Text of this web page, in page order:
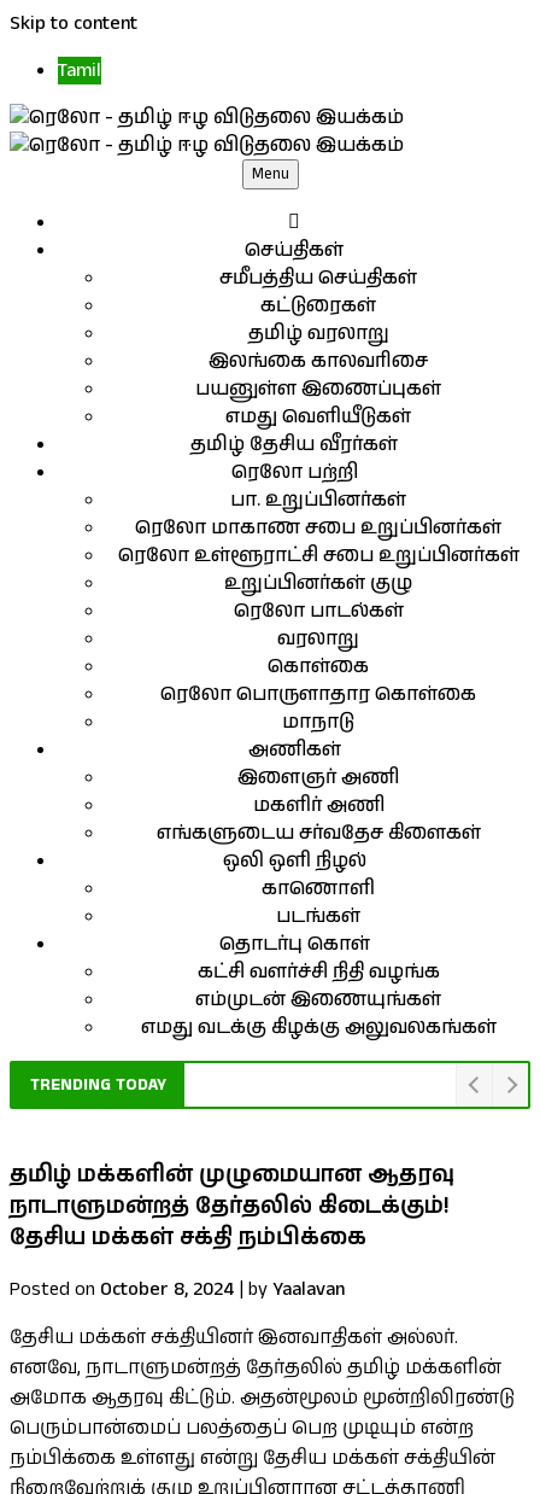
Skip to content
Tamil
Menu
செய்திகள்
சமீபத்திய செய்திகள்
கட்டுரைகள்
தமிழ் வரலாறு
இலங்கை காலவரிசை
பயனுள்ள இணைப்புகள்
எமது வெளியீடுகள்
தமிழ் தேசிய வீரர்கள்
ரெலோ பற்றி
பா. உறுப்பினர்கள்
ரெலோ மாகாண சபை உறுப்பினர்கள்
ரெலோ உள்ளூராட்சி சபை உறுப்பினர்கள்
உறுப்பினர்கள் குழு
ரெலோ பாடல்கள்
வரலாறு
கொள்கை
ரெலோ பொருளாதார கொள்கை
மாநாடு
அணிகள்
இளைஞர் அணி
மகளிர் அணி
எங்களுடைய சர்வதேச கிளைகள்
ஒலி ஒளி நிழல்
காணொளி
படங்கள்
தொடர்பு கொள்
கட்சி வளர்ச்சி நிதி வழங்க
எம்முடன் இணையுங்கள்
எமது வடக்கு கிழக்கு அலுவலகங்கள்
TRENDING TODAY
தமிழ் மக்களின் முழுமையான ஆதரவு
நாடாளுமன்றத் தேர்தலில் கிடைக்கும்!
தேசிய மக்கள் சக்தி நம்பிக்கை
Posted on October 8, 2024 | byYaalavan
தேசிய மக்கள் சக்தியினர் இனவாதிகள் அல்லர்.
எனவே, நாடாளுமன்றத் தேர்தலில் தமிழ் மக்களின்
அமோக ஆதரவு கிட்டும். அதன்மூலம் மூன்றிலிரண்டு
பெரும்பான்மைப் பலத்தைப் பெற முடியும் என்ற
நம்பிக்கை உள்ளது என்று தேசிய மக்கள் சக்தியின்